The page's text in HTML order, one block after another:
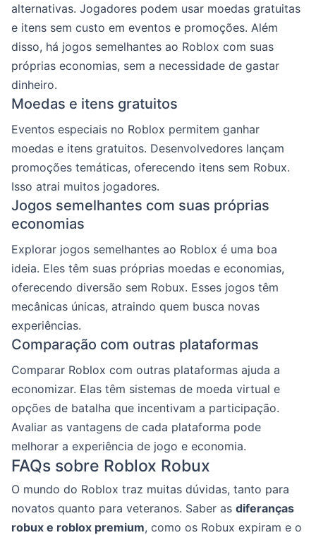
alternativas. Jogadores podem usar moedas gratuitas
e itens sem custo em eventos e promoções. Além
disso, há jogos semelhantes ao Roblox com suas
próprias economias, sem a necessidade de gastar
dinheiro.
Moedas e itens gratuitos
Eventos especiais no Roblox permitem ganhar
moedas e itens gratuitos. Desenvolvedores lançam
promoções temáticas, oferecendo itens sem Robux.
Isso atrai muitos jogadores.
Jogos semelhantes com suas próprias
economias
Explorar jogos semelhantes ao Roblox é uma boa
ideia. Eles têm suas próprias moedas e economias,
oferecendo diversão sem Robux. Esses jogos têm
mecânicas únicas, atraindo quem busca novas
experiências.
Comparação com outras plataformas
Comparar Roblox com outras plataformas ajuda a
economizar. Elas têm sistemas de moeda virtual e
opções de batalha que incentivam a participação.
Avaliar as vantagens de cada plataforma pode
melhorar a experiência de jogo e economia.
FAQs sobre Roblox Robux
O mundo do Roblox traz muitas dúvidas, tanto para
novatos quanto para veteranos. Saber as diferanças
robux e roblox premium, como os Robux expiram e o